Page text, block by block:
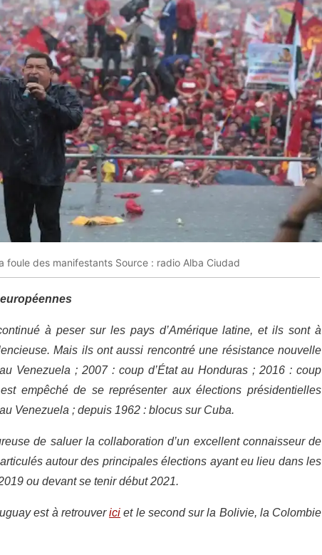
foule des manifestants Source : radio Alba Ciudad
à peser sur les pays d’Amérique latine, et ils sont à
Mais ils ont aussi rencontré une résistance nouvelle
Venezuela ; 2007 : coup d’État au Honduras ; 2016 : coup
empêché de se représenter aux élections présidentielles
Venezuela ; depuis 1962 : blocus sur Cuba.
de saluer la collaboration d’un excellent connaisseur de
autour des principales élections ayant eu lieu dans les
ou devant se tenir début 2021.
est à retrouverici et le second sur la Bolivie, la Colombie